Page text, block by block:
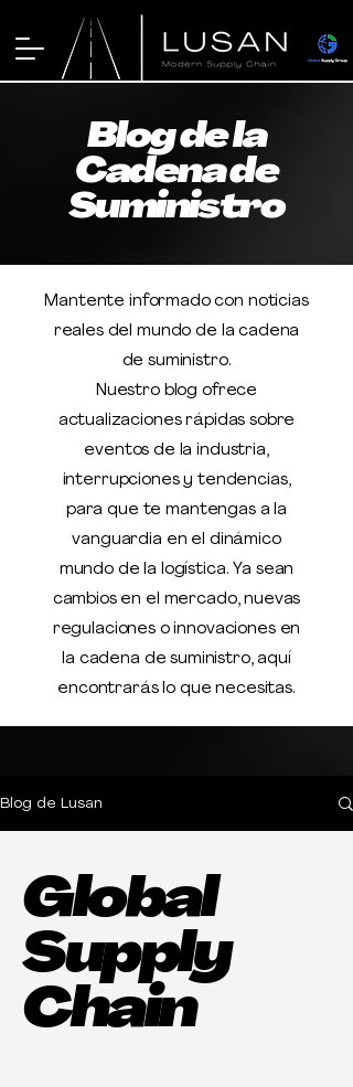
Blog de la
Cadena de
Suministro
Mantente informado con noticias
reales del mundo de la cadena
de suministro.
Nuestro blog ofrece
actualizaciones rápidas sobre
eventos de la industria,
interrupciones y tendencias,
para que te mantengas a la
vanguardia en el dinámico
mundo de la logística. Ya sean
cambios en el mercado, nuevas
regulaciones o innovaciones en
la cadena de suministro, aquí
encontrarás lo que necesitas.
Blog de Lusan
Global
Supply
Chain